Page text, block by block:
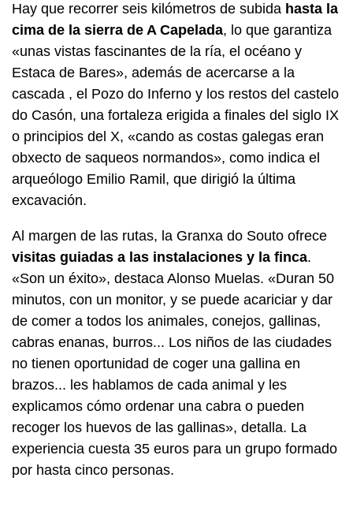
Hay que recorrer seis kilómetros de subida hasta la
cima de la sierra de A Capelada, lo que garantiza
«unas vistas fascinantes de la ría, el océano y
Estaca de Bares», además de acercarse a la
cascada , el Pozo do Inferno y los restos del castelo
do Casón, una fortaleza erigida a finales del siglo IX
o principios del X, «cando as costas galegas eran
obxecto de saqueos normandos», como indica el
arqueólogo Emilio Ramil, que dirigió la última
excavación.
Al margen de las rutas, la Granxa do Souto ofrece
visitas guiadas a las instalaciones y la finca.
«Son un éxito», destaca Alonso Muelas. «Duran 50
minutos, con un monitor, y se puede acariciar y dar
de comer a todos los animales, conejos, gallinas,
cabras enanas, burros... Los niños de las ciudades
no tienen oportunidad de coger una gallina en
brazos... les hablamos de cada animal y les
explicamos cómo ordenar una cabra o pueden
recoger los huevos de las gallinas», detalla. La
experiencia cuesta 35 euros para un grupo formado
por hasta cinco personas.